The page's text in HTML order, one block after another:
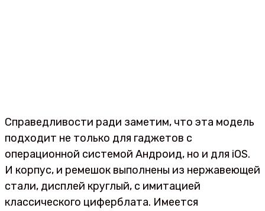
Справедливости ради заметим, что эта модель
подходит не только для гаджетов с
операционной системой Андроид, но и для iOS.
И корпус, и ремешок выполнены из нержавеющей
стали, дисплей круглый, с имитацией
классического циферблата. Имеется